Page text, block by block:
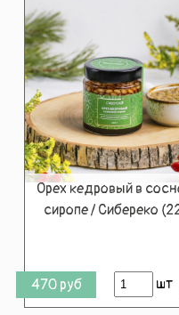
Орех кедровый в
сиропе / Сибереко
470 руб шт